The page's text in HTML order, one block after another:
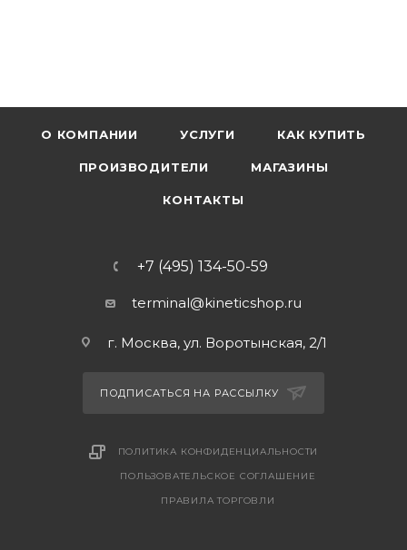
О КОМПАНИИ УСЛУГИ КАК КУПИТЬ
ПРОИЗВОДИТЕЛИ МАГАЗИНЫ
КОНТАКТЫ
+7 (495) 134-50-59
terminal@kineticshop.ru
г. Москва, ул. Воротынская, 2/1
ПОДПИСАТЬСЯ НА РАССЫЛКУ
ПОЛИТИКА КОНФИДЕНЦИАЛЬНОСТИ
ПОЛЬЗОВАТЕЛЬСКОЕ СОГЛАШЕНИЕ
ПРАВИЛА ТОРГОВЛИ